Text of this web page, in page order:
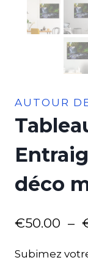
AUTOUR
déco
€50.00 –
Subimez